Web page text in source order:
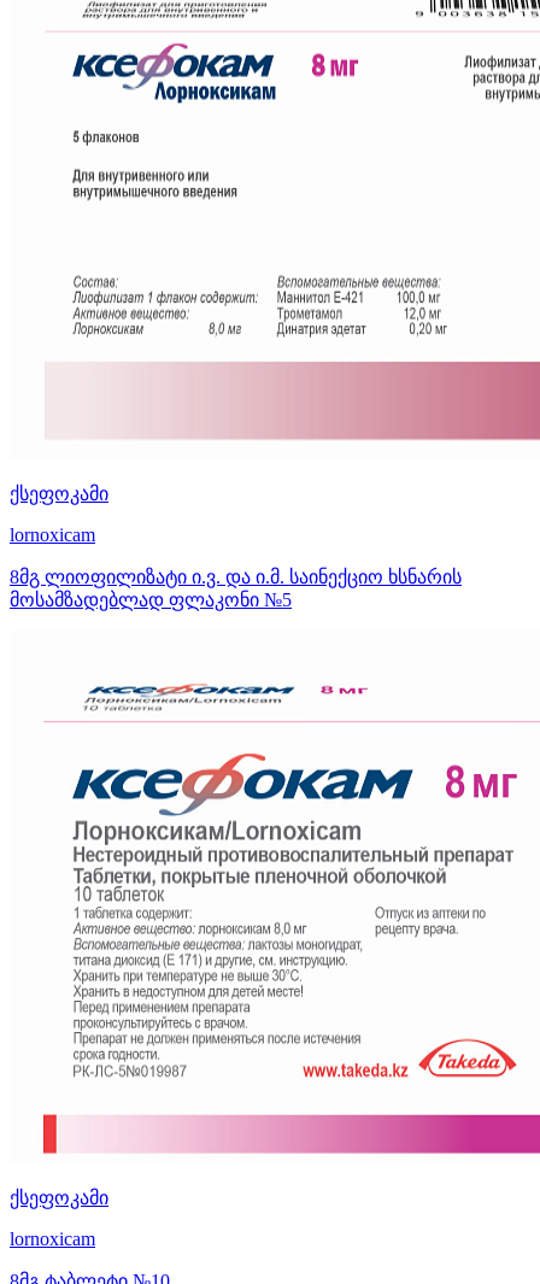
ქსეფოკამი
lornoxicam
8მგ ლიოფილიზატი ი.ვ. და ი.მ. საინექციო ხსნარის
მოსამზადებლად ფლაკონი №5
ქსეფოკამი
lornoxicam